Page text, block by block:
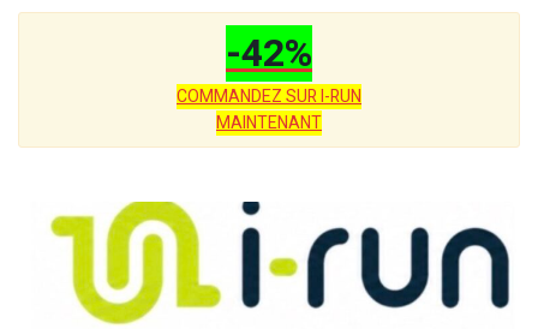
-42%
COMMANDEZ SUR I-RUN
MAINTENANT